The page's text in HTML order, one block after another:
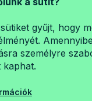
gyűjt, hogy
személyre
kaphat.
Szerelési
A személyes